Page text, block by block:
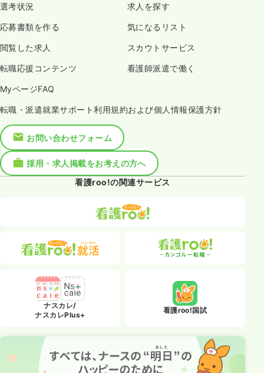
選考状況 求人を探す
応募書類を作る 気になるリスト
閲覧した求人 スカウトサービス
転職応援コンテンツ 看護師派遣で働く
MyページFAQ
転職・派遣就業サポート利用規約および個人情報保護方針
お問い合わせフォーム
採用・求人掲載をお考えの方へ
看護roo!の関連サービス
ナスカレ/
ナスカレPlus+
看護roo!国試